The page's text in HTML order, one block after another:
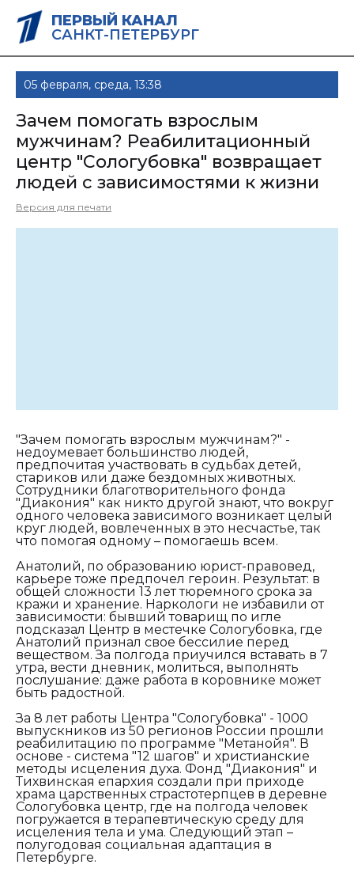
ПЕРВЫЙ КАНАЛ
САНКТ-ПЕТЕРБУРГ
05 февраля, среда, 13:38
Зачем помогать взрослым
мужчинам? Реабилитационный
центр "Сологубовка" возвращает
людей с зависимостями к жизни
Версия для печати
"Зачем помогать взрослым мужчинам?" -
недоумевает большинство людей,
предпочитая участвовать в судьбах детей,
стариков или даже бездомных животных.
Сотрудники благотворительного фонда
"Диакония" как никто другой знают, что вокруг
одного человека зависимого возникает целый
круг людей, вовлеченных в это несчастье, так
что помогая одному – помогаешь всем.
Анатолий, по образованию юрист-правовед,
карьере тоже предпочел героин. Результат: в
общей сложности 13 лет тюремного срока за
кражи и хранение. Наркологи не избавили от
зависимости: бывший товарищ по игле
подсказал Центр в местечке Сологубовка, где
Анатолий признал свое бессилие перед
веществом. За полгода приучился вставать в 7
утра, вести дневник, молиться, выполнять
послушание: даже работа в коровнике может
быть радостной.
За 8 лет работы Центра "Сологубовка" - 1000
выпускников из 50 регионов России прошли
реабилитацию по программе "Метанойя". В
основе - система "12 шагов" и христианские
методы исцеления духа. Фонд "Диакония" и
Тихвинская епархия создали при приходе
храма царственных страстотерпцев в деревне
Сологубовка центр, где на полгода человек
погружается в терапевтическую среду для
исцеления тела и ума. Следующий этап –
полугодовая социальная адаптация в